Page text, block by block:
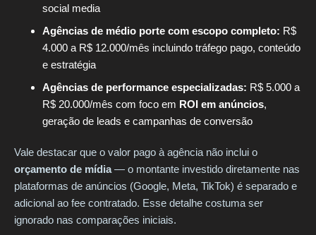
social media
Agências de médio porte com escopo completo: R$
4.000 a R$ 12.000/mês incluindo tráfego pago, conteúdo
e estratégia
Agências de performance especializadas: R$ 5.000 a
R$ 20.000/mês com foco em ROI em anúncios,
geração de leads e campanhas de conversão
Vale destacar que o valor pago à agência não inclui o
orçamento de mídia— o montante investido diretamente nas
plataformas de anúncios (Google, Meta, TikTok) é separado e
adicional ao fee contratado. Esse detalhe costuma ser
ignorado nas comparações iniciais.